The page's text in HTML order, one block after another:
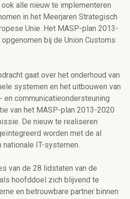
alle nieuw te implementeren
in het Meerjaren Strategisch
Unie. Het MASP-plan 2013-
bij de Union Customs
gaat over het onderhoud van
systemen en het uitbouwen van
communicatieondersteuning
van het MASP-plan 2013-2020
De nieuw te realiseren
worden met de al
nationale IT-systemen.
van de 28 lidstaten van de
hoofddoel zich blijvend te
en betrouwbare partner binnen